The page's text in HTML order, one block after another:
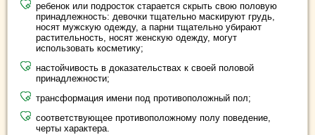
ребенок или подросток старается скрыть свою половую
принадлежность: девочки тщательно маскируют грудь,
носят мужскую одежду, а парни тщательно убирают
растительность, носят женскую одежду, могут
использовать косметику;
настойчивость в доказательствах к своей половой
принадлежности;
трансформация имени под противоположный пол;
соответствующее противоположному полу поведение,
черты характера.